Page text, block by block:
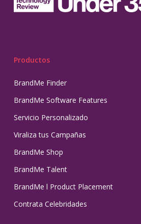
Productos
BrandMe Finder
BrandMe Software Features
Servicio Personalizado
Viraliza tus Campañas
BrandMe Shop
BrandMe Talent
BrandMe l Product Placement
Contrata Celebridades